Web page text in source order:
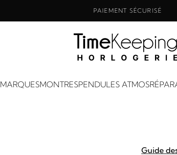
PAIEMENT SÉCURISÉ
MARQUESMONTRESPENDULES ATMOS
Guide